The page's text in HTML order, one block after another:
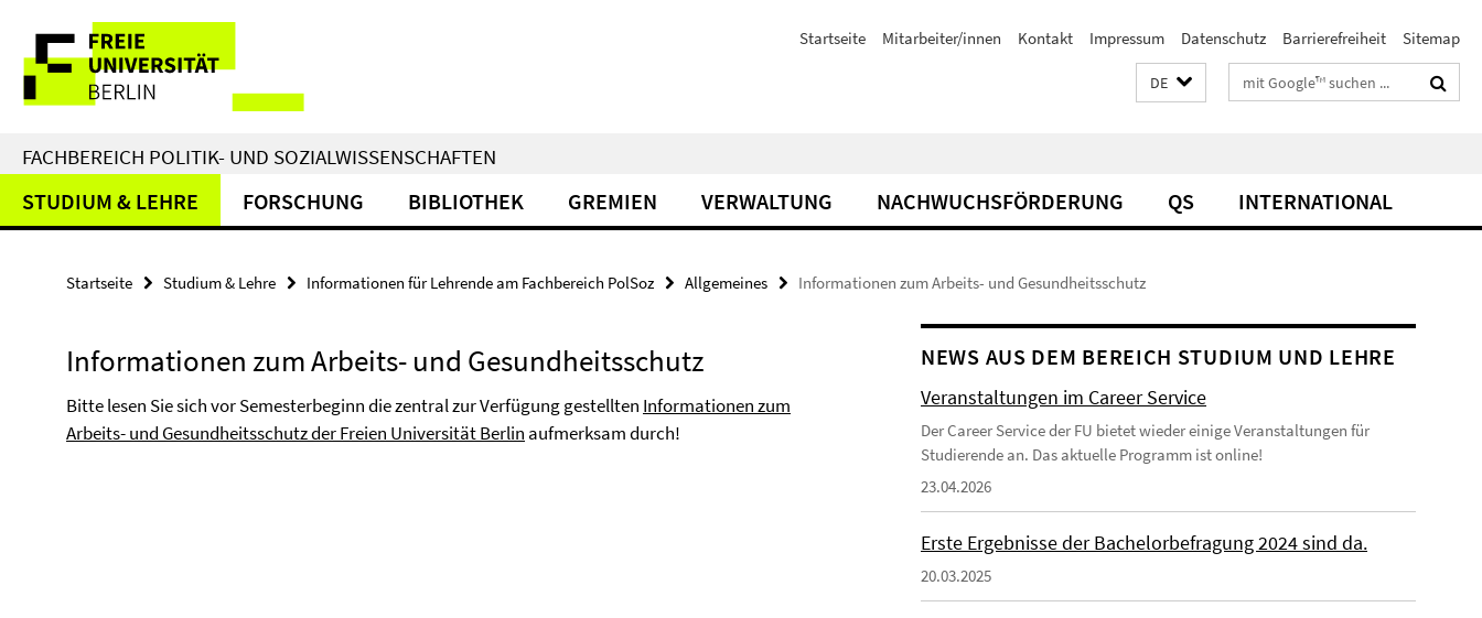
direkt
Inhalt
Service-
Navigation
Startseite Mitarbeiter/innen Kontakt Impressum Datenschutz Barrierefreiheit Sitemap
DE Suchbegriffe
FACHBEREICH POLITIK- UND SOZIALWISSENSCHAFTEN
STUDIUM & LEHRE FORSCHUNG BIBLIOTHEK GREMIEN VERWALTUNG NACHWUCHSFÖRDERUNG QS INTERNATIONAL
Startseite Studium & Lehre Informationen für Lehrende am Fachbereich PolSoz Allgemeines Informationen zum Arbeits- und Gesundheitsschutz
Informationen zum Arbeits- und Gesundheitsschutz
Bitte lesen Sie sich vor Semesterbeginn die zentral zur Verfügung gestellten Informationen zum
Arbeits- und Gesundheitsschutz der Freien Universität Berlin aufmerksam durch!
NEWS AUS DEM BEREICH STUDIUM UND LEHRE
Veranstaltungen im Career Service
Der Career Service der FU bietet wieder einige Veranstaltungen für
Studierende an. Das aktuelle Programm ist online!
23.04.2026
Erste Ergebnisse der Bachelorbefragung 2024 sind da.
20.03.2025